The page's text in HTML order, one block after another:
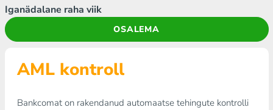
Iganädalane raha viik
OSALEMA
AML kontroll
Bankcomat on rakendanud automaatse tehingute kontrolli